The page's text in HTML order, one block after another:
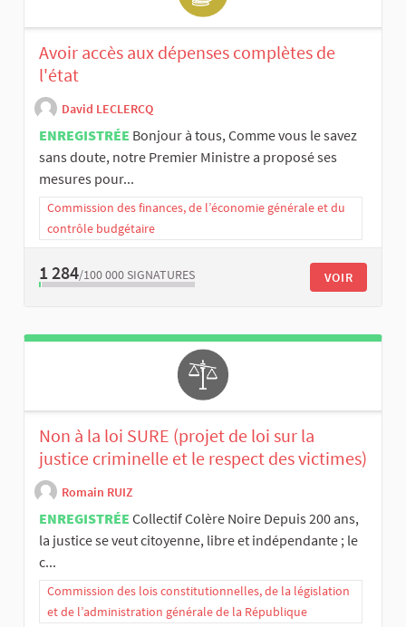
Avoir accès aux dépenses complètes de
l'état
David LECLERCQ
ENREGISTRÉE Bonjour à tous, Comme vous le savez
sans doute, notre Premier Ministre a proposé ses
mesures pour...
Commission des finances, de l’économie générale et du
contrôle budgétaire
1 284/100 000 SIGNATURES VOIR
Non à la loi SURE (projet de loi sur la
justice criminelle et le respect des victimes)
Romain RUIZ
ENREGISTRÉE Collectif Colère Noire Depuis 200 ans,
la justice se veut citoyenne, libre et indépendante ; le
c...
Commission des lois constitutionnelles, de la législation
et de l’administration générale de la République